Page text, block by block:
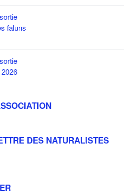
faluns
DES NATURALISTES